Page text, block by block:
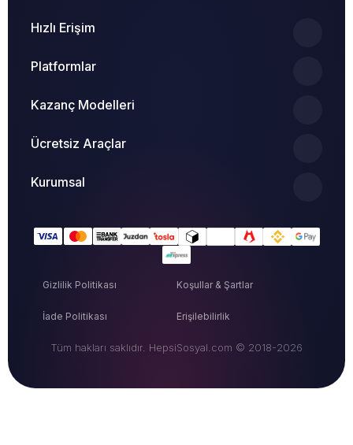
Hızlı Erişim
Platformlar
Kazanç Modelleri
Ücretsiz Araçlar
Kurumsal
Tüm hakları saklıdır. HepsiSosyal.com © 2018-2026
Gizlilik Politikası Koşullar & Şartlar
İade Politikası Erişilebilirlik